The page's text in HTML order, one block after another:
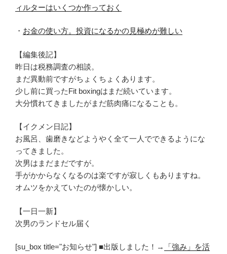
ィルターはいくつか作っておく
・ お金の使い方。投資になるかの見極めが難しい
【編集後記】
昨日は税務調査の相談。
まだ異動前ですがちょくちょくあります。
少し前に買ったFit boxingはまだ続いています。
大分慣れてきましたがまだ筋肉痛になることも。
【イクメン日記】
お風呂、歯磨きなどようやく全て一人でできるようにな
ってきました。
次男はまだまだですが。
手がかからなくなるのは楽ですが寂しくもありますね。
オムツをかえていたのが懐かしい。
【一日一新】
次男のランドセル届く
[su_box title="お知らせ"] ■出版しました！→
「強み」を活